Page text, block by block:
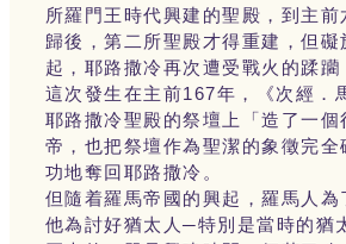
所羅門王時代興建的聖殿，到主
歸後，第二所聖殿才得重建，但
起，耶路撒冷再次遭受戰火的蹂
這次發生在主前167年，《次經．
耶路撒冷聖殿的祭壇上「造了一
帝，也把祭壇作為聖潔的象徵完
功地奪回耶路撒冷。
但隨着羅馬帝國的興起，羅馬人
他為討好猶太人─特別是當時的猶